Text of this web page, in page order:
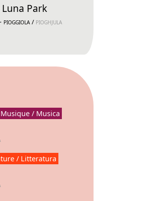
Park
PIOGGIOLA / PIOGHJULA
Musique / Musica
/ Litteratura